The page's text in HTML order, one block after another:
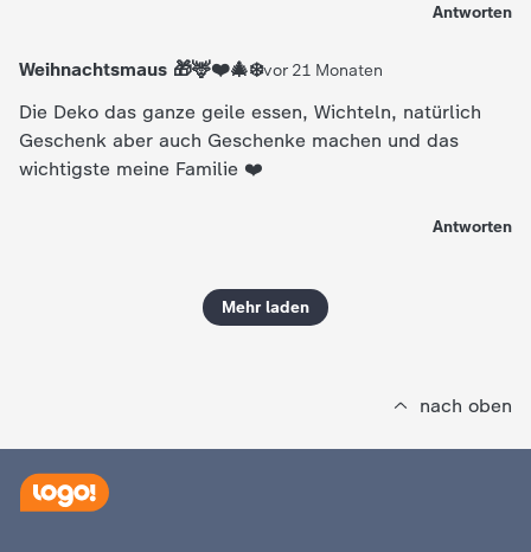
Antworten
Weihnachtsmaus 🎁🦌❤️🎄❄️vor 21 Monaten
Die Deko das ganze geile essen, Wichteln, natürlich
Geschenk aber auch Geschenke machen und das
wichtigste meine Familie ❤️
Antworten
Mehr laden
nach oben